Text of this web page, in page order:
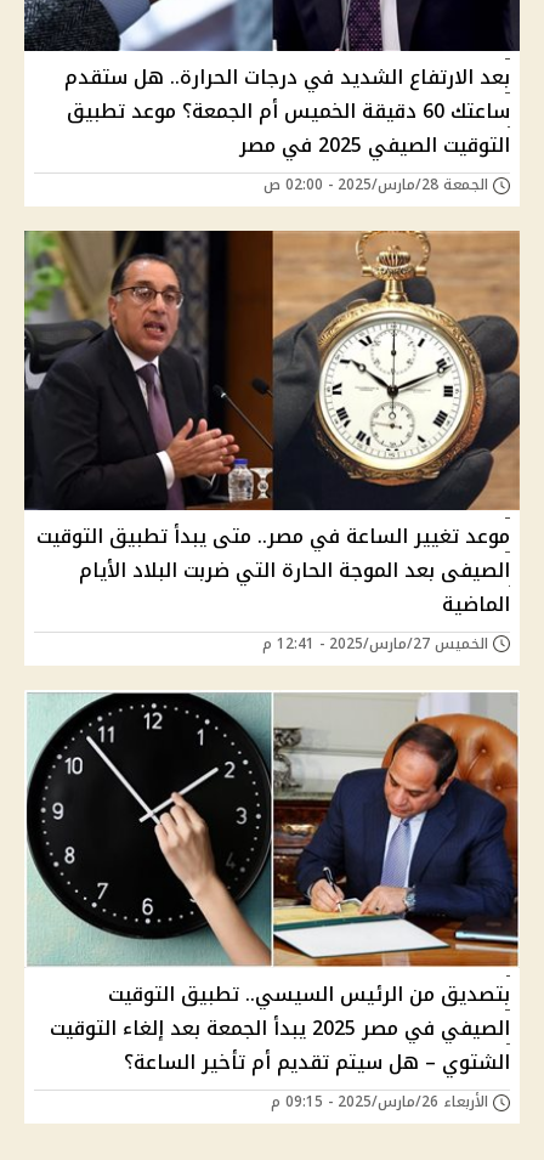
بعد الارتفاع الشديد في درجات الحرارة.. هل ستقدم
ساعتك 60 دقيقة الخميس أم الجمعة؟ موعد تطبيق
التوقيت الصيفي 2025 في مصر
الجمعة 28/مارس/2025 - 02:00 ص
موعد تغيير الساعة في مصر.. متى يبدأ تطبيق التوقيت
الصيفى بعد الموجة الحارة التي ضربت البلاد الأيام
الماضية
الخميس 27/مارس/2025 - 12:41 م
بتصديق من الرئيس السيسي.. تطبيق التوقيت
الصيفي في مصر 2025 يبدأ الجمعة بعد إلغاء التوقيت
الشتوي – هل سيتم تقديم أم تأخير الساعة؟
الأربعاء 26/مارس/2025 - 09:15 م